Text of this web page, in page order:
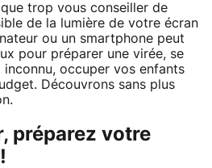
trop vous conseiller de
de la lumière de votre écran
ou un smartphone peut
pour préparer une virée, se
occuper vos enfants
Découvrons sans plus
préparez votre